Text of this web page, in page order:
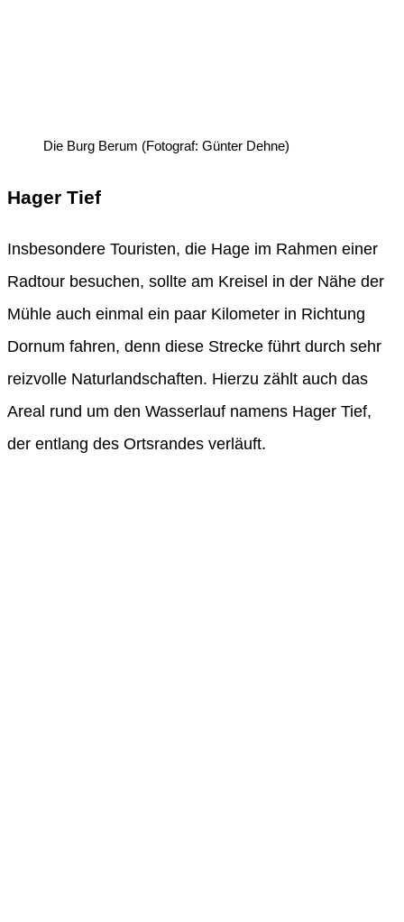
Die Burg Berum (Fotograf: Günter Dehne)
Hager Tief
Insbesondere Touristen, die Hage im Rahmen einer
Radtour besuchen, sollte am Kreisel in der Nähe der
Mühle auch einmal ein paar Kilometer in Richtung
Dornum fahren, denn diese Strecke führt durch sehr
reizvolle Naturlandschaften. Hierzu zählt auch das
Areal rund um den Wasserlauf namens Hager Tief,
der entlang des Ortsrandes verläuft.